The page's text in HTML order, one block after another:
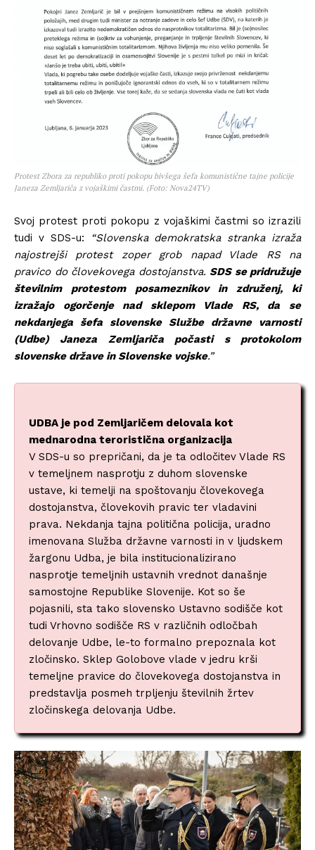
Protest Zbora za republiko proti pokopu bivšega šefa komunistične tajne policije
Janeza Zemljariča z vojaškimi častmi. (Foto: Nova24TV)
Svoj protest proti pokopu z vojaškimi častmi so izrazili
tudi v SDS-u:
“Slovenska demokratska stranka izraža
najostrejši protest zoper grob napad Vlade RS na
pravico do človekovega dostojanstva. SDS se pridružuje
številnim protestom posameznikov in združenj, ki
izražajo ogorčenje nad sklepom Vlade RS, da se
nekdanjega šefa slovenske Službe državne varnosti
(Udbe) Janeza Zemljariča počasti s protokolom
slovenske države in Slovenske vojske.”
UDBA je pod Zemljaričem delovala kot
mednarodna teroristična organizacija
V SDS-u so prepričani, da je ta odločitev Vlade RS
v temeljnem nasprotju z duhom slovenske
ustave, ki temelji na spoštovanju človekovega
dostojanstva, človekovih pravic ter vladavini
prava. Nekdanja tajna politična policija, uradno
imenovana Služba državne varnosti in v ljudskem
žargonu Udba, je bila institucionalizirano
nasprotje temeljnih ustavnih vrednot današnje
samostojne Republike Slovenije. Kot so še
pojasnili, sta tako slovensko Ustavno sodišče kot
tudi Vrhovno sodišče RS v različnih odločbah
delovanje Udbe, le-to formalno prepoznala kot
zločinsko. Sklep Golobove vlade v jedru krši
temeljne pravice do človekovega dostojanstva in
predstavlja posmeh trpljenju številnih žrtev
zločinskega delovanja Udbe.